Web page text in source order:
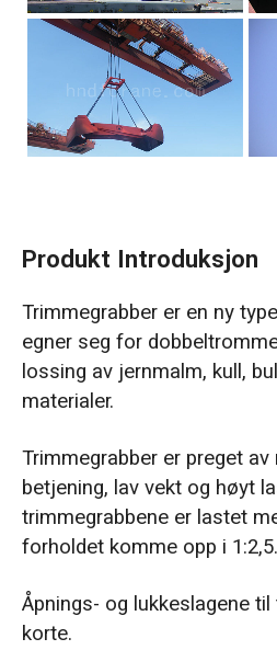
Produkt Introduksjon
Trimmegrabber er en ny
egner seg for
lossing av jernmalm, kull,
materialer.
Trimmegrabber er preget
betjening, lav vekt og høyt
trimmegrabbene er lastet
forholdet komme opp i 1:2,5.
Åpnings- og lukkeslagene
korte.